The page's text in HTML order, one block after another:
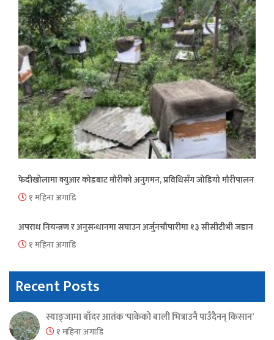
फेदीखोलामा क्युआर कोडबाट मौरीको अनुगमन, प्रविधिसँग जोडियो मौरीपालन
१ महिना अगाडि
अपराध नियन्त्रण र अनुसन्धानमा सघाउन अर्जुनचौपारीमा १३ सीसीटीभी जडान
१ महिना अगाडि
Recent Posts
स्याङ्जामा बाँदर आतंक ‘पाकेको बाली भित्राउनै पाउँदैनन् किसान’
१ महिना अगाडि